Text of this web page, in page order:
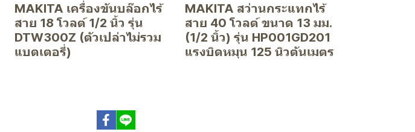
MAKITA เครื่องขันบล๊อกไร้
สาย 18 โวลต์ 1/2 นิ้ว รุ่น
DTW300Z (ตัวเปล่าไม่รวม
แบตเตอรี่)
MAKITA สว่านกระแทกไร้
สาย 40 โวลต์ ขนาด 13 มม.
(1/2 นิ้ว) รุ่น HP001GD201
แรงบิดหมุน 125 นิวตันเมตร